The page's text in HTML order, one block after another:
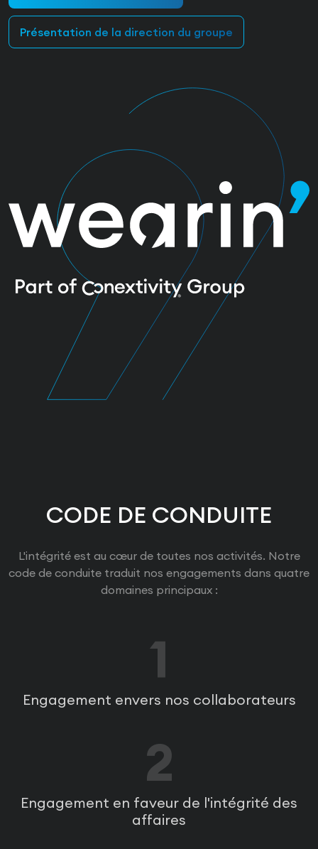
Présentation de la direction du groupe
CODE DE CONDUITE
L'intégrité est au cœur de toutes nos activités. Notre
code de conduite traduit nos engagements dans quatre
domaines principaux :
1
Engagement envers nos collaborateurs
2
Engagement en faveur de l'intégrité des
affaires